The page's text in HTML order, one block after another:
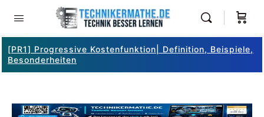
[PR1] Progressive Kostenfunktion| Definition, Beispiele,
Besonderheiten